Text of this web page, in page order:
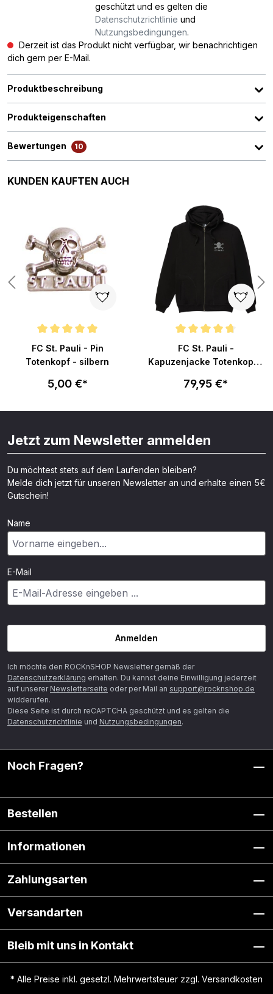
geschützt und es gelten die
Datenschutzrichtlinie und
Nutzungsbedingungen.
Derzeit ist das Produkt nicht verfügbar, wir benachrichtigen
dich gern per E-Mail.
Produktbeschreibung
Produkteigenschaften
Bewertungen 10
Produktgalerie überspringen
KUNDEN KAUFTEN AUCH
Durchschnittliche Bewertung von 4.9 von 5 Sternen
FC St. Pauli - Pin
Totenkopf - silbern
5,00 €*
Durchschnittliche Bewertung
FC St. Pauli -
Kapuzenjacke Totenkopf -
79,95 €*
Jetzt zum Newsletter anmelden
Du möchtest stets auf dem Laufenden bleiben?
Melde dich jetzt für unseren Newsletter an und erhalte einen 5€
Gutschein!
Name
E-Mail
Anmelden
Ich möchte den ROCKnSHOP Newsletter gemäß der
Datenschutzerklärung erhalten. Du kannst deine Einwilligung jederzeit
auf unserer Newsletterseite oder per Mail an support@rocknshop.de
widderufen.
Diese Seite ist durch reCAPTCHA geschützt und es gelten die
Datenschutzrichtlinie und Nutzungsbedingungen.
Noch Fragen?
Bestellen
Informationen
Zahlungsarten
Versandarten
Bleib mit uns in Kontakt
* Alle Preise inkl. gesetzl. Mehrwertsteuer zzgl. Versandkosten